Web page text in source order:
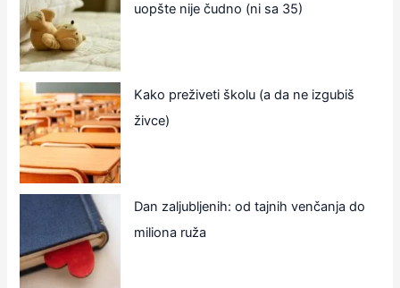
uopšte nije čudno (ni sa 35)
Kako preživeti školu (a da ne izgubiš
živce)
Dan zaljubljenih: od tajnih venčanja do
miliona ruža